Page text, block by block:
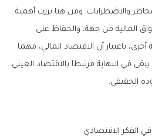
والاضطرابات. ومن هنا برزت أهمية
المالية من جهة، والحفاظ على
باعتبار أن الاقتصاد المالي، مهما
في النهاية مرتبطاً بالاقتصاد العيني
الحقيقي.
الفكر الاقتصادي